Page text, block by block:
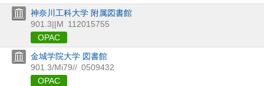
神奈川工科大学 附属図書館
901.3||M 112015755
OPAC
金城学院大学 図書館
901.3/Mi79// 0509432
OPAC